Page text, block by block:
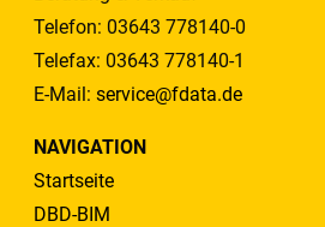
Telefon: 03643 778140-0
Telefax: 03643 778140-1
E-Mail: service@fdata.de
NAVIGATION
Startseite
DBD-BIM